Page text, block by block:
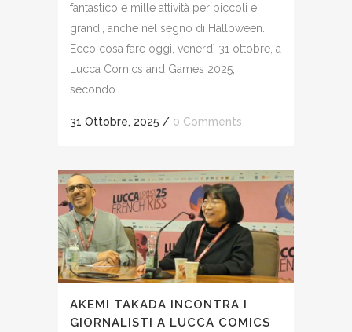
fantastico e mille attività per piccoli e
grandi, anche nel segno di Halloween.
Ecco cosa fare oggi, venerdì 31 ottobre, a
Lucca Comics and Games 2025,
secondo...
31 Ottobre, 2025 / 0 Comments
AKEMI TAKADA INCONTRA I
GIORNALISTI A LUCCA COMICS